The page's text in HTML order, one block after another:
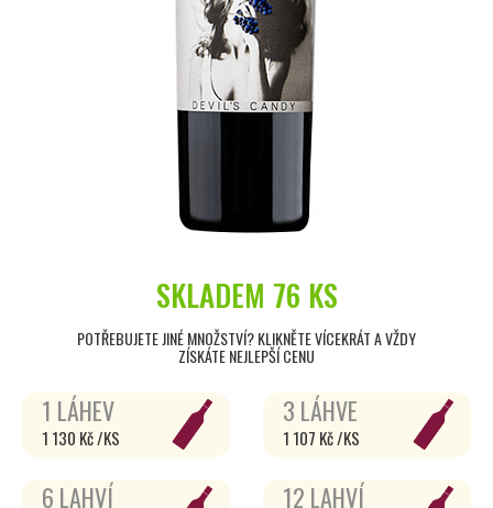
SKLADEM 76 KS
POTŘEBUJETE JINÉ MNOŽSTVÍ? KLIKNĚTE VÍCEKRÁT A VŽDY
ZÍSKÁTE NEJLEPŠÍ CENU
1 LÁHEV
1 130 Kč /KS
3 LÁHVE
1 107 Kč /KS
6 LAHVÍ 12 LAHVÍ